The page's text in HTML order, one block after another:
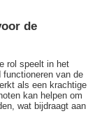
de
rol speelt in het
van de
als een krachtige
kan helpen om
wat bijdraagt aan